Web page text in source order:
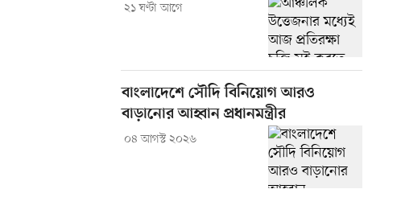
২১ ঘণ্টা আগে
বাংলাদেশে সৌদি বিনিয়োগ আরও
বাড়ানোর আহ্বান প্রধানমন্ত্রীর
০৪ আগস্ট ২০২৬